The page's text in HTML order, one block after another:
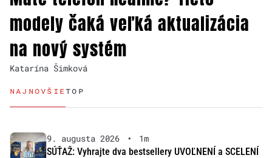
modely čaká veľká aktualizácia
na nový systém
Katarína Šimková
NAJNOVŠIETOP
9. augusta 2026 •
1m
SÚŤAŽ: Vyhrajte dva bestsellery UVOĽNENÍ a SCELENÍ